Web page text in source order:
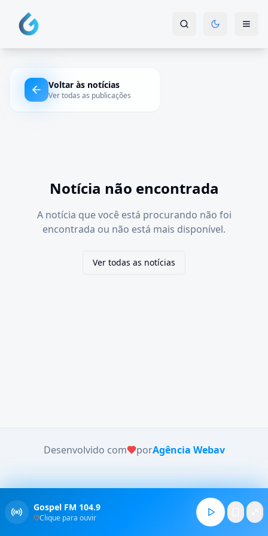
Voltar às notícias
Ver todas as publicações
Notícia não encontrada
A notícia que você está procurando não foi
encontrada ou não está mais disponível.
Ver todas as notícias
Desenvolvido com porAgência Webav
Gospel FM 104.9
Clique para ouvir